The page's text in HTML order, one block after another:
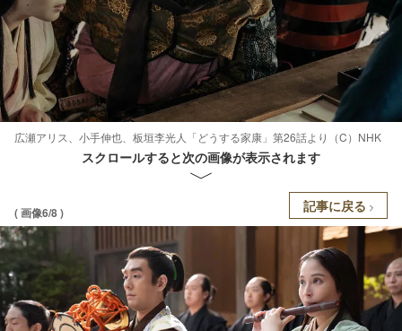
広瀬アリス、小手伸也、板垣李光人「どうする家康」第26話より（C）NHK
スクロールすると次の画像が表示されます
( 画像6/8 ) 記事に戻る